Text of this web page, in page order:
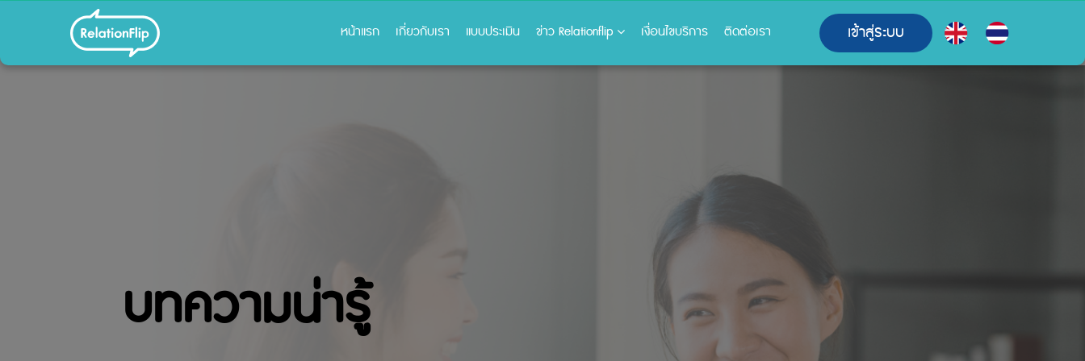
เข้าสู่ระบบ
หน้าแรก เกี่ยวกับเรา แบบประเมิน ข่าว Relationflip เงื่อนไขบริการ ติดต่อเรา
บทความน่ารู้